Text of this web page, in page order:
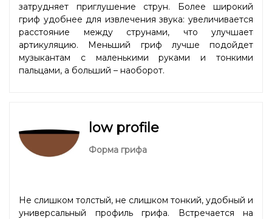
затрудняет приглушение струн. Более широкий
гриф удобнее для извлечения звука: увеличивается
расстояние между струнами, что улучшает
артикуляцию. Меньший гриф лучше подойдет
музыкантам с маленькими руками и тонкими
пальцами, а больший – наоборот.
low profile
Форма грифа
Не слишком толстый, не слишком тонкий, удобный и
универсальный профиль грифа. Встречается на